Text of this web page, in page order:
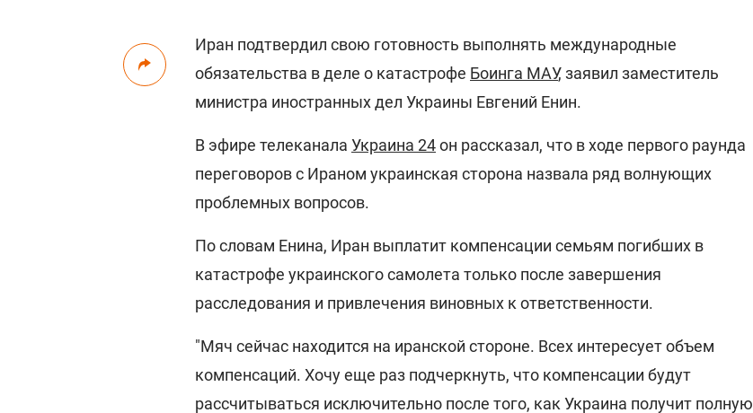
Иран подтвердил свою готовность выполнять международные
обязательства в деле о катастрофе Боинга МАУ, заявил заместитель
министра иностранных дел Украины Евгений Енин.
В эфире телеканала Украина 24он рассказал, что в ходе первого раунда
переговоров с Ираном украинская сторона назвала ряд волнующих
проблемных вопросов.
По словам Енина, Иран выплатит компенсации семьям погибших в
катастрофе украинского самолета только после завершения
расследования и привлечения виновных к ответственности.
"Мяч сейчас находится на иранской стороне. Всех интересует объем
компенсаций. Хочу еще раз подчеркнуть, что компенсации будут
рассчитываться исключительно после того, как Украина получит полную